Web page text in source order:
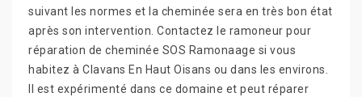
suivant les normes et la cheminée sera en très bon état
après son intervention. Contactez le ramoneur pour
réparation de cheminée SOS Ramonaage si vous
habitez à Clavans En Haut Oisans ou dans les environs.
Il est expérimenté dans ce domaine et peut réparer